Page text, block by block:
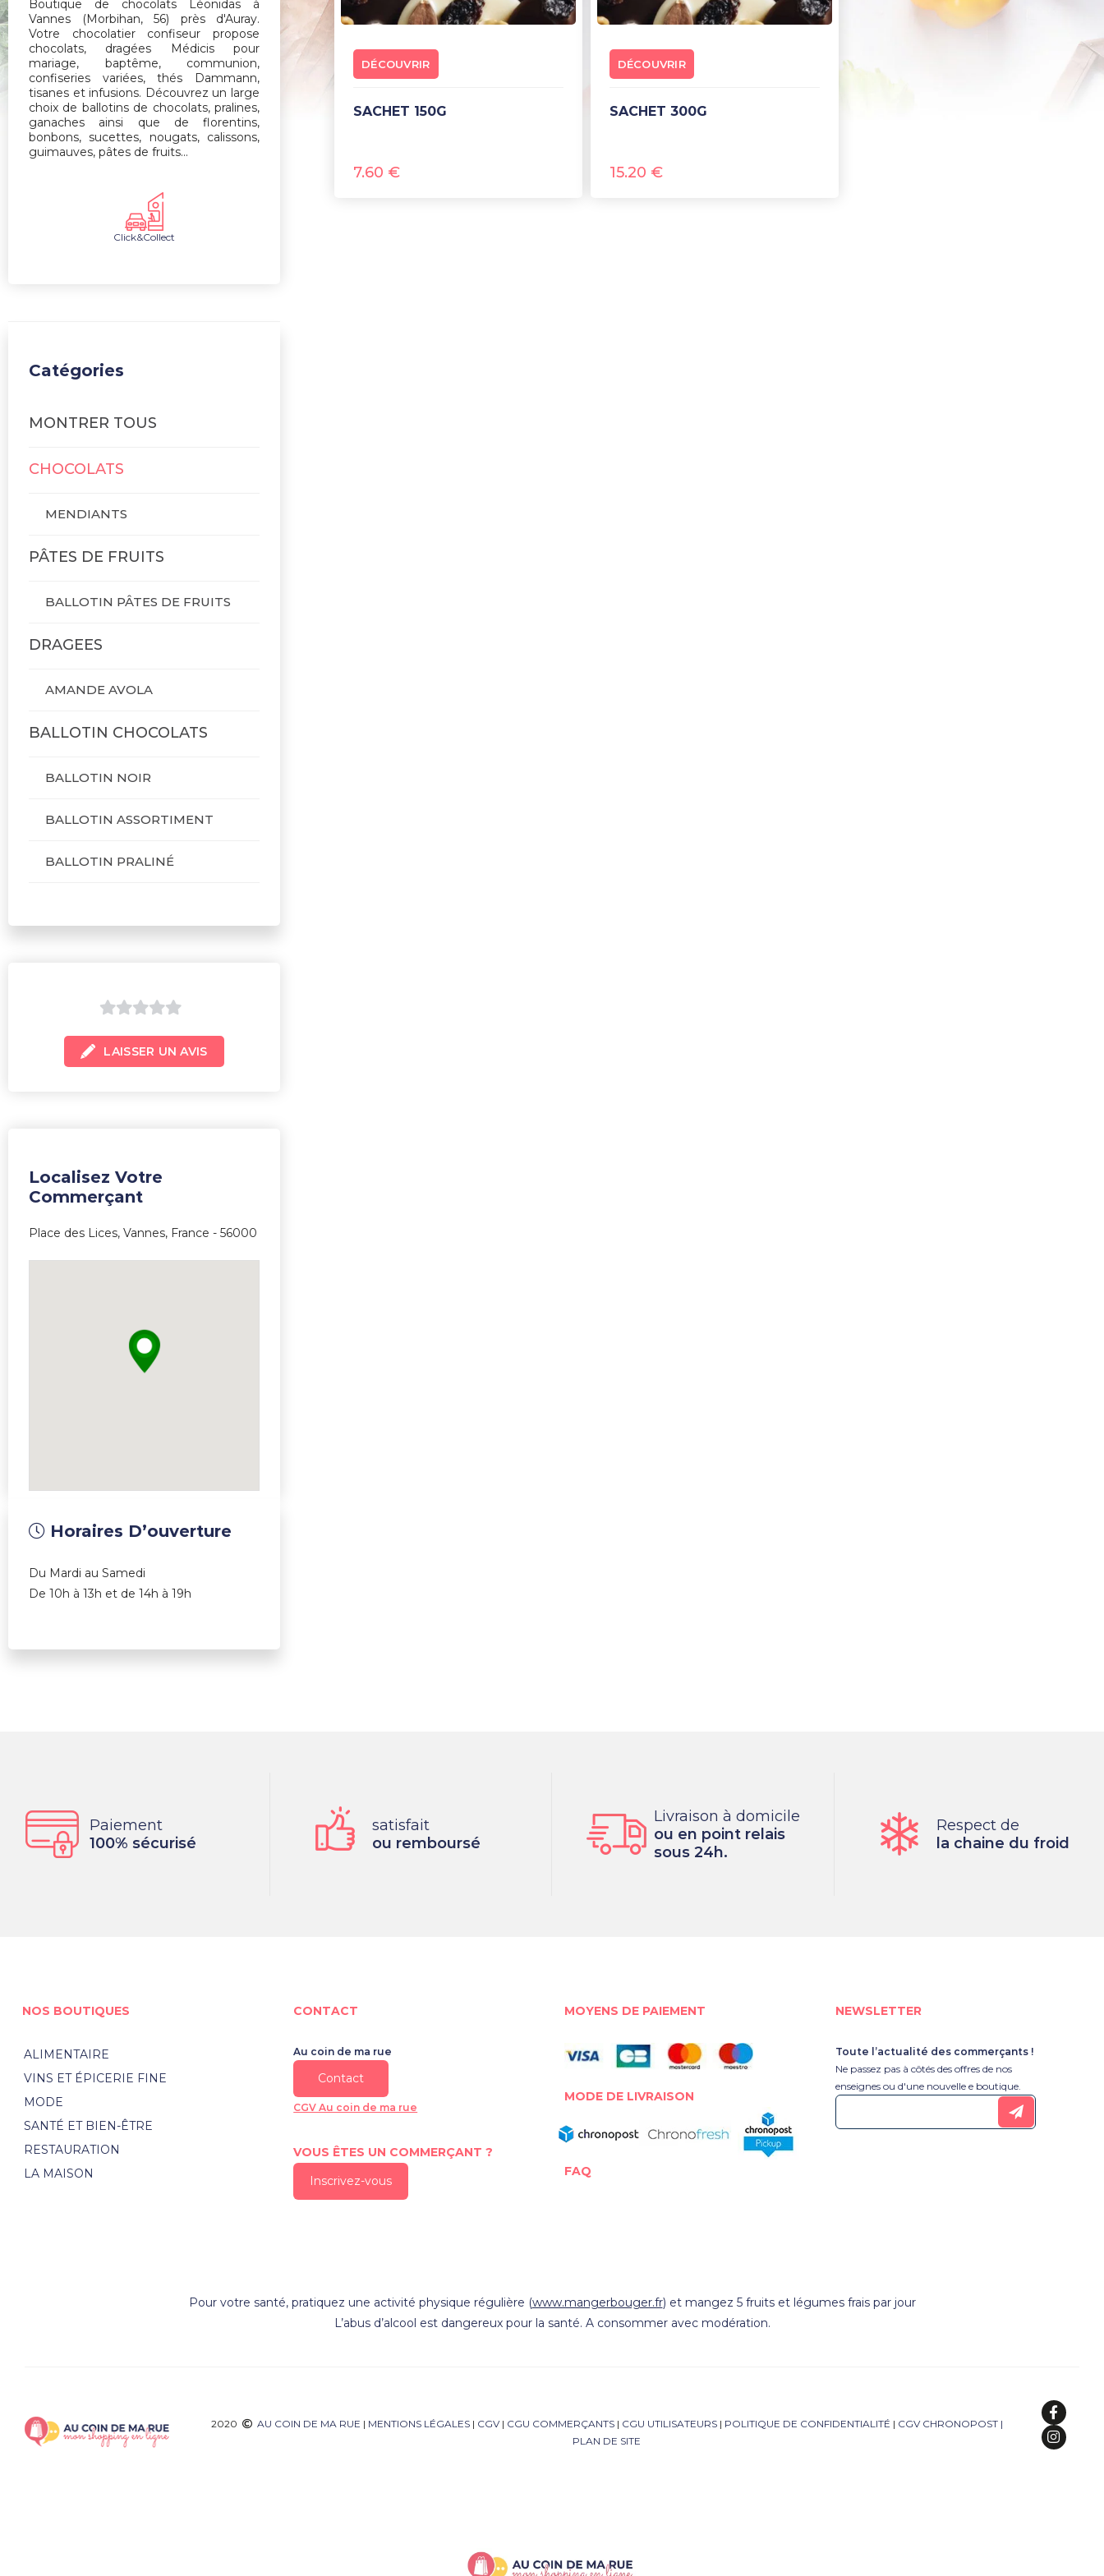
SACHET 150G
7.60 €
DÉCOUVRIR
SACHET 300G
15.20 €
DÉCOUVRIR
Boutique de chocolats Léonidas à
Vannes (Morbihan, 56) près d'Auray.
Votre chocolatier confiseur propose
chocolats, dragées Médicis pour
mariage, baptême, communion,
confiseries variées, thés Dammann,
tisanes et infusions. Découvrez un large
choix de ballotins de chocolats, pralines,
ganaches ainsi que de florentins,
bonbons, sucettes, nougats, calissons,
guimauves, pâtes de fruits...
Click&Collect
Catégories
MONTRER TOUS
CHOCOLATS
MENDIANTS
PÂTES DE FRUITS
BALLOTIN PÂTES DE FRUITS
DRAGEES
AMANDE AVOLA
BALLOTIN CHOCOLATS
BALLOTIN NOIR
BALLOTIN ASSORTIMENT
BALLOTIN PRALINÉ
sur
LAISSER UN AVIS
Localisez Votre
Commerçant
Place des Lices, Vannes, France - 56000
Horaires D’ouverture
Du Mardi au Samedi
De 10h à 13h et de 14h à 19h
Paiement
100% sécurisé
satisfait
ou remboursé
Livraison à domicile
ou en point relais
sous 24h.
Respect de
la chaine du froid
NOS BOUTIQUES
ALIMENTAIRE
VINS ET ÉPICERIE FINE
MODE
SANTÉ ET BIEN-ÊTRE
RESTAURATION
LA MAISON
CONTACT
Au coin de ma rue
Contact
CGV Au coin de ma rue
VOUS ÊTES UN COMMERÇANT ?
Inscrivez-vous
MOYENS DE PAIEMENT
MODE DE LIVRAISON
FAQ
NEWSLETTER
Toute l’actualité des commerçants !
Ne passez pas à côtés des offres de nos
enseignes ou d'une nouvelle e boutique.
Pour votre santé, pratiquez une activité physique régulière (www.mangerbouger.fr) et mangez 5 fruits et légumes frais par jour
L’abus d’alcool est dangereux pour la santé. A consommer avec modération.
2020 AU COIN DE MA RUE | MENTIONS LÉGALES| CGV| CGU COMMERÇANTS| CGU UTILISATEURS| POLITIQUE DE CONFIDENTIALITÉ | CGV CHRONOPOST |
PLAN DE SITE